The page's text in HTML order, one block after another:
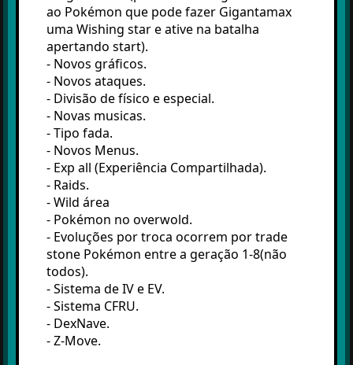
ao Pokémon que pode fazer Gigantamax
uma Wishing star e ative na batalha
apertando start).
- Novos gráficos.
- Novos ataques.
- Divisão de físico e especial.
- Novas musicas.
- Tipo fada.
- Novos Menus.
- Exp all (Experiência Compartilhada).
- Raids.
- Wild área
- Pokémon no overwold.
- Evoluções por troca ocorrem por trade
stone Pokémon entre a geração 1-8(não
todos).
- Sistema de IV e EV.
- Sistema CFRU.
- DexNave.
- Z-Move.